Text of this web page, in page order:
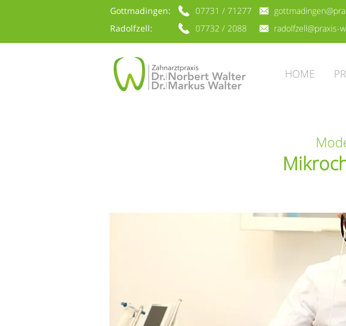
Gottmadingen: 07731 / 71277
Radolfzell:
07732 / 2088 radolfzell@praxis-
HOME